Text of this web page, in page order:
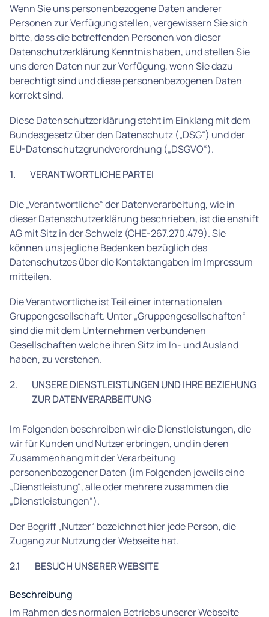
Wenn Sie uns personenbezogene Daten anderer
Personen zur Verfügung stellen, vergewissern Sie sich
bitte, dass die betreffenden Personen von dieser
Datenschutzerklärung Kenntnis haben, und stellen Sie
uns deren Daten nur zur Verfügung, wenn Sie dazu
berechtigt sind und diese personenbezogenen Daten
korrekt sind.
Diese Datenschutzerklärung steht im Einklang mit dem
Bundesgesetz über den Datenschutz („DSG“) und der
EU-Datenschutzgrundverordnung („DSGVO“).
1.
VERANTWORTLICHE PARTEI
Die „Verantwortliche“ der Datenverarbeitung, wie in
dieser Datenschutzerklärung beschrieben, ist die enshift
AG mit Sitz in der Schweiz (CHE-267.270.479). Sie
können uns jegliche Bedenken bezüglich des
Datenschutzes über die Kontaktangaben im Impressum
mitteilen.
Die Verantwortliche ist Teil einer internationalen
Gruppengesellschaft. Unter „Gruppengesellschaften“
sind die mit dem Unternehmen verbundenen
Gesellschaften welche ihren Sitz im In- und Ausland
haben, zu verstehen.
2.
UNSERE DIENSTLEISTUNGEN UND IHRE BEZIEHUNG
ZUR DATENVERARBEITUNG
Im Folgenden beschreiben wir die Dienstleistungen, die
wir für Kunden und Nutzer erbringen, und in deren
Zusammenhang mit der Verarbeitung
personenbezogener Daten (im Folgenden jeweils eine
„Dienstleistung“, alle oder mehrere zusammen die
„Dienstleistungen“).
Der Begriff „Nutzer“ bezeichnet hier jede Person, die
Zugang zur Nutzung der Webseite hat.
2.1
BESUCH UNSERER WEBSITE
Beschreibung
Im Rahmen des normalen Betriebs unserer Webseite